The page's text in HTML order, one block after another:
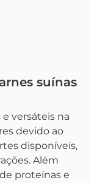
suínas
e versáteis na
devido ao
disponíveis,
Além
proteínas e